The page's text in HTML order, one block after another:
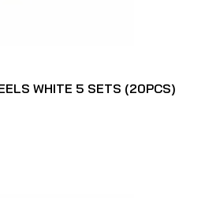
WHITE 5 SETS (20PCS)